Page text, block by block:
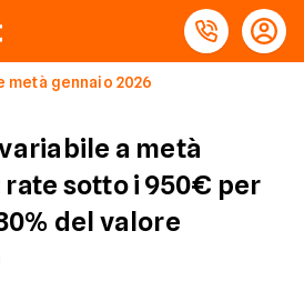
metà gennaio 2026
a metà
rate sotto i 950€ per
del valore